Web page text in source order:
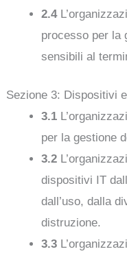
2.4
processo per la
sensibili al
Sezione 3: Dispositivi
3.1
per la gestione
3.2
dispositivi IT
dall’uso, dalla
distruzione.
3.3